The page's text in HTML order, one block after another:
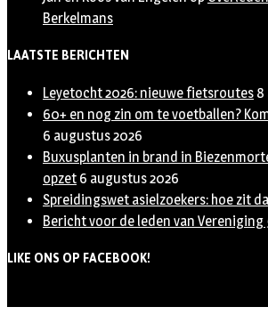
Berkelmans
LAATSTE BERICHTEN
Leyetocht 2026: nieuwe fietsroutes 8
60+ en nog zin om te voetballen?
6 augustus 2026
Buxusplanten in brand in
opzet 6 augustus 2026
Spreidingswet asielzoekers: hoe zit
Bericht voor de leden van Vereniging
LIKE ONS OP FACEBOOK!